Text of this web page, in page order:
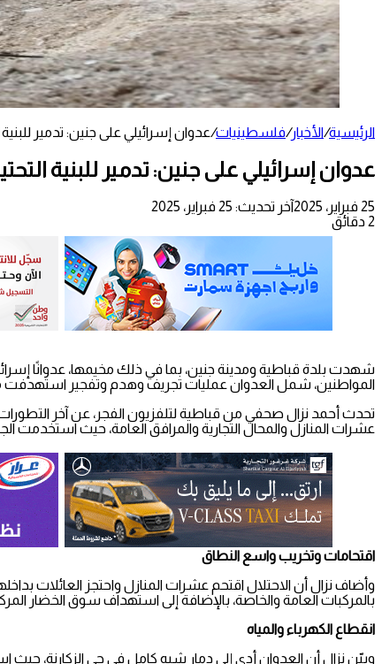
الرئيسية/الأخبار/فلسطينيات/عدوان إسرائيلي على جنين: تدمير
عدوان إسرائيلي على جنين: تدمير للبنية
25 فبراير، 2025
آخر تحديث: 25 فبراير، 2025
2 دقائق
شهدت بلدة قباطية ومدينة جنين، بما في ذلك مخيمها، عدوانًا
المواطنين، شمل العدوان عمليات تجريف وهدم وتفجير استهدفت
تحدث أحمد نزال صحفي من قباطية لتلفزيون الفجر، عن آخر
عشرات المنازل والمحال التجارية والمرافق العامة، حيث استخدمت
اقتحامات وتخريب واسع النطاق
وأضاف نزال أن الاحتلال اقتحم عشرات المنازل واحتجز العائلات
بالمركبات العامة والخاصة، بالإضافة إلى استهداف سوق الخضار
انقطاع الكهرباء والمياه
وبيّن نزال أن العدوان أدى إلى دمار شبه كامل في حي الزكارنة، حيث